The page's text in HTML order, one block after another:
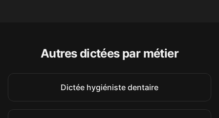
bien fait ! Je partage votre lien
à mes collègues 😉 Une très
belle idée.
Stéphanie G.
Secrétaire médicale
Autres dictées par métier
Dictée hygiéniste dentaire